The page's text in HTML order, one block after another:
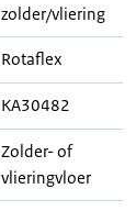
zolder/vliering
Rotaflex
KA30482
Zolder- of
vlieringvloer